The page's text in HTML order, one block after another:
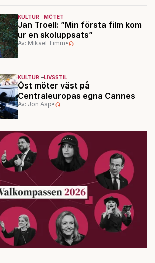
KULTUR MÖTET
Jan Troell: ”Min första film kom
ur en skoluppsats”
Av: Mikael Timm•
KULTUR LIVSSTIL
Öst möter väst på
Centraleuropas egna Cannes
Av: Jon Asp•